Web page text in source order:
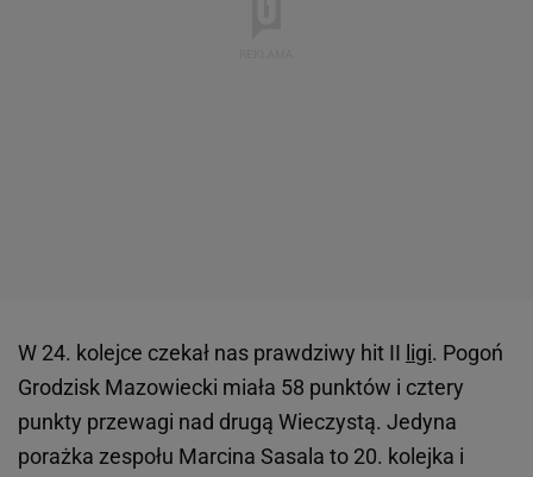
W 24. kolejce czekał nas prawdziwy hit II ligi. Pogoń
Grodzisk Mazowiecki miała 58 punktów i cztery
punkty przewagi nad drugą Wieczystą. Jedyna
porażka zespołu Marcina Sasala to 20. kolejka i